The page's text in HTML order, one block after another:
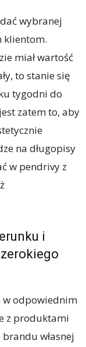
wybranej
klientom.
miał wartość
to stanie się
tygodni do
zatem to, aby
na długopisy
w pendrivy z
i
w odpowiednim
z produktami
własnej